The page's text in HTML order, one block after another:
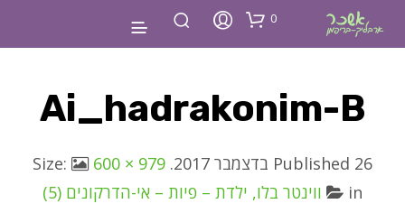
0
Ai_hadrakonim-B
Published 26 בדצמבר 2017 . Size:
600 × 979
in
ווינטר בלו, ילדת – פיות – אי-הדרקונים (5)